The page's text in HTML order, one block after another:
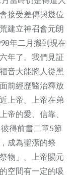
接受差傳與幾位
建立神召會元朗
年二月搬到現在
年了。我們見証
音大能將人從黑
前經歷醫治釋放
上帝。上帝在弟
帝的愛、信靠、
得前書二章5節
成為聖潔的祭
物」。上帝賜元
空間有一定的吸